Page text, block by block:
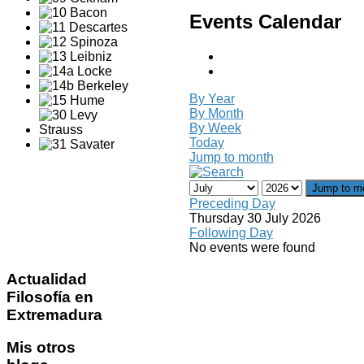
Events Calendar
By Year
By Month
By Week
Today
Jump to month
Jump to
Preceding Day
Thursday 30 July 2026
Following Day
No events were found
Actualidad
Filosofía en
Extremadura
Mis otros